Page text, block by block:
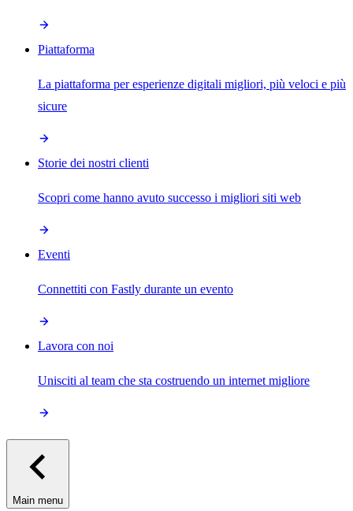
Piattaforma
La piattaforma per esperienze digitali migliori, più veloci e più
sicure
Storie dei nostri clienti
Scopri come hanno avuto successo i migliori siti web
Eventi
Connettiti con Fastly durante un evento
Lavora con noi
Unisciti al team che sta costruendo un internet migliore
Main menu